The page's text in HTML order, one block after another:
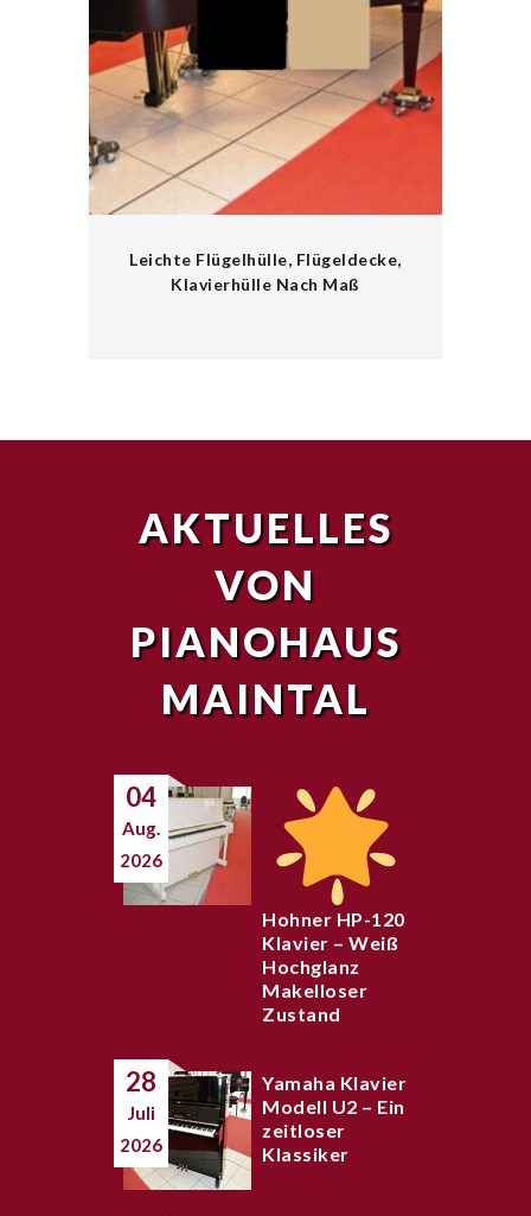
Leichte Flügelhülle, Flügeldecke,
Klavierhülle Nach Maß
AKTUELLES
VON
PIANOHAUS
MAINTAL
04
Aug.
2026
Hohner HP-120
Klavier – Weiß
Hochglanz
Makelloser
Zustand
28
Juli
2026
Yamaha Klavier
Modell U2 – Ein
zeitloser
Klassiker